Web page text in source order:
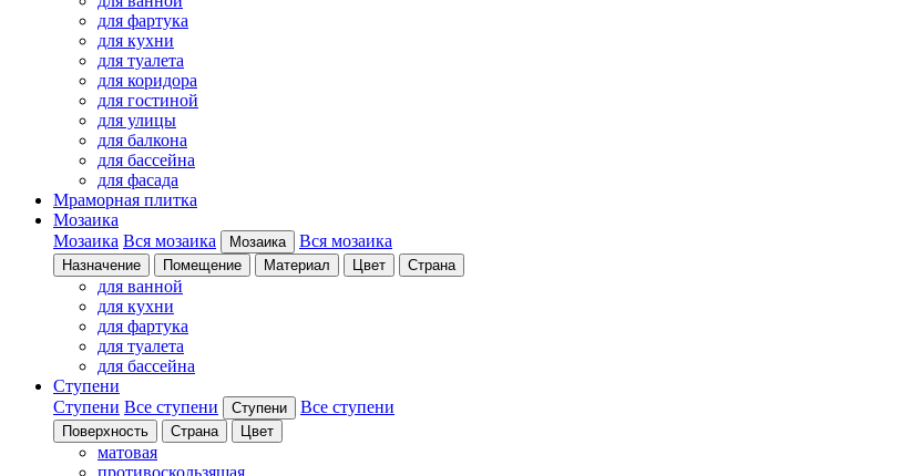
для фартука
для кухни
для туалета
для коридора
для гостиной
для улицы
для балкона
для бассейна
для фасада
Мраморная плитка
Мозаика
Мозаика Вся мозаика Мозаика Вся мозаика
Назначение Помещение Материал Цвет Страна
для ванной
для кухни
для фартука
для туалета
для бассейна
Ступени
Ступени Все ступени Ступени Все ступени
Поверхность Страна Цвет
матовая
противоскользящая